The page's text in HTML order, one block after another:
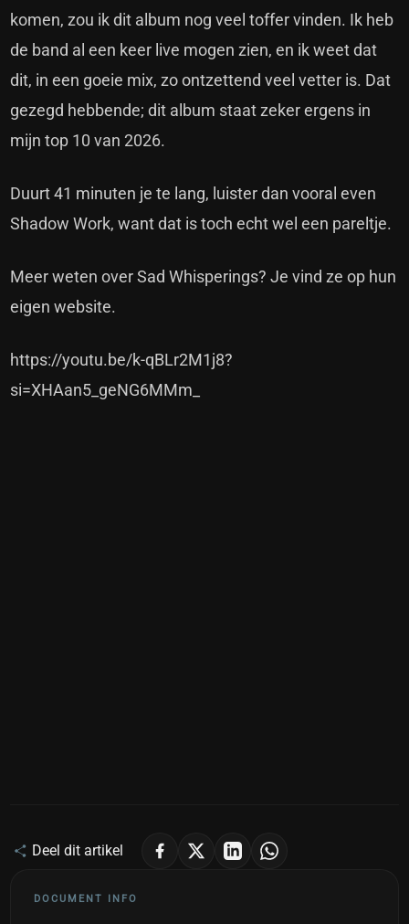
komen, zou ik dit album nog veel toffer vinden. Ik heb
de band al een keer live mogen zien, en ik weet dat
dit, in een goeie mix, zo ontzettend veel vetter is. Dat
gezegd hebbende; dit album staat zeker ergens in
mijn top 10 van 2026.
Duurt 41 minuten je te lang, luister dan vooral even
Shadow Work, want dat is toch echt wel een pareltje.
Meer weten over Sad Whisperings? Je vind ze op hun
eigen website.
https://youtu.be/k-qBLr2M1j8?
si=XHAan5_geNG6MMm_
Deel dit artikel
DOCUMENT INFO